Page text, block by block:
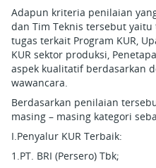
Adapun kriteria penilaian
dan Tim Teknis tersebut
tugas terkait Program KUR,
KUR sektor produksi,
aspek kualitatif berdasarkan
wawancara.
Berdasarkan penilaian
masing – masing kategori
I.Penyalur KUR Terbaik:
1.PT. BRI (Persero) Tbk;